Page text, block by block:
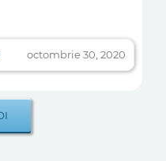
octombrie 30, 2020